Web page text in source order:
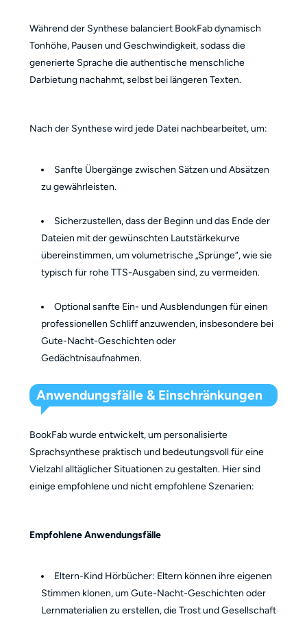
Während der Synthese balanciert BookFab dynamisch
Tonhöhe, Pausen und Geschwindigkeit, sodass die
generierte Sprache die authentische menschliche
Darbietung nachahmt, selbst bei längeren Texten.
Nach der Synthese wird jede Datei nachbearbeitet, um:
Sanfte Übergänge zwischen Sätzen und Absätzen
zu gewährleisten.
Sicherzustellen, dass der Beginn und das Ende der
Dateien mit der gewünschten Lautstärkekurve
übereinstimmen, um volumetrische „Sprünge“, wie sie
typisch für rohe TTS-Ausgaben sind, zu vermeiden.
Optional sanfte Ein- und Ausblendungen für einen
professionellen Schliff anzuwenden, insbesondere bei
Gute-Nacht-Geschichten oder
Gedächtnisaufnahmen.
Anwendungsfälle & Einschränkungen
BookFab wurde entwickelt, um personalisierte
Sprachsynthese praktisch und bedeutungsvoll für eine
Vielzahl alltäglicher Situationen zu gestalten. Hier sind
einige empfohlene und nicht empfohlene Szenarien:
Empfohlene Anwendungsfälle
Eltern-Kind Hörbücher: Eltern können ihre eigenen
Stimmen klonen, um Gute-Nacht-Geschichten oder
Lernmaterialien zu erstellen, die Trost und Gesellschaft